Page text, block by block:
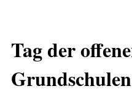
Tag der
Grundschulen